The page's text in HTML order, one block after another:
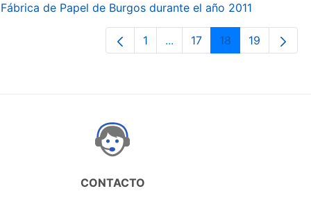
de Papel de Burgos durante el año 2011
Página
1 ...Páginas intermedias Use
Página
17 Página
18 Página
19
CONTACTO